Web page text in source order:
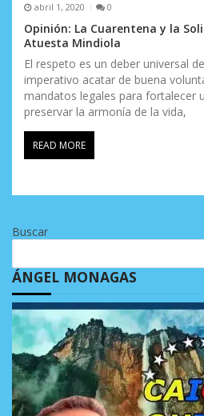
abril 1, 2020 0
Opinión: La Cuarentena y la
Atuesta Mindiola
El respeto es un deber universal
imperativo acatar de buena
mandatos legales para fortalecer
preservar la armonía de la vida,
READ MORE
Buscar
ÁNGEL MONAGAS